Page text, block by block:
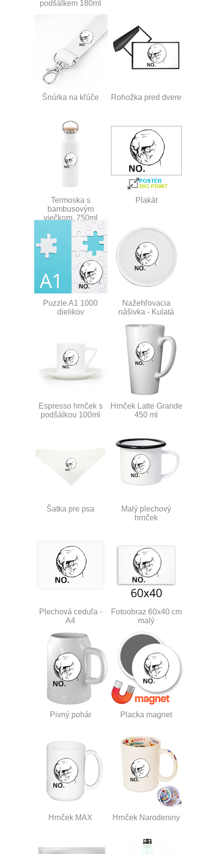
podšálkem 180ml
Šnúrka na kľúče Rohožka pred dvere
Termoska s
bambusovým
viečkom, 750ml
Plakát
Puzzle A1 1000
dielikov
Nažehľovacia
nášivka - Kulatá
Espresso hrnček s
podšálkou 100ml
Hrnček Latte Grande
450 ml
Šatka pre psa
Malý plechový
hrnček
Plechová ceduľa -
A4
Fotoobraz 60x40 cm
malý
Pivný pohár Placka magnet
Hrnček MAX Hrnček Narodeniny